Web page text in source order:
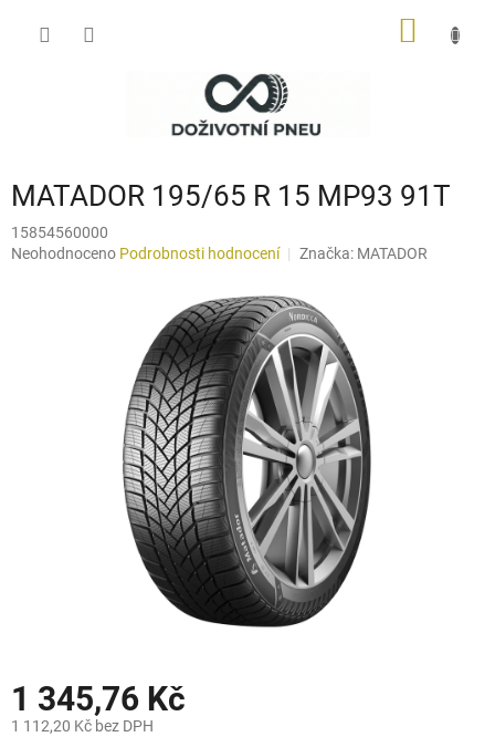
MATADOR 195/65 R 15 MP93 91T
15854560000
Průměrné
Neohodnoceno Podrobnosti hodnocení Značka: MATADOR
1 345,76 Kč
1 112,20 Kč bez DPH